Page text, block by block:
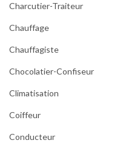
Charcutier-Traiteur
Chauffage
Chauffagiste
Chocolatier-Confiseur
Climatisation
Coiffeur
Conducteur